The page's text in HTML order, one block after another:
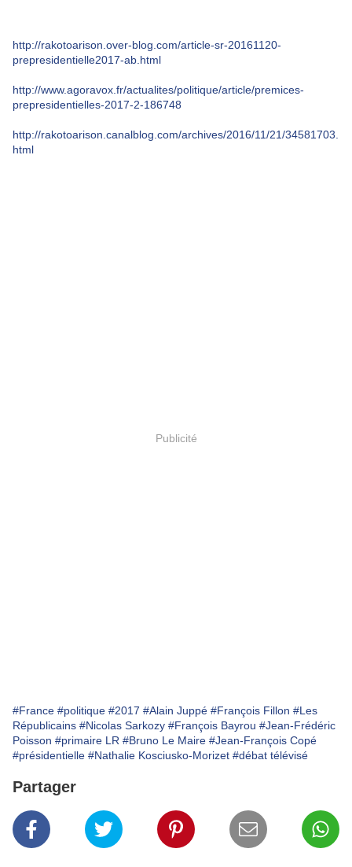
http://rakotoarison.over-blog.com/article-sr-20161120-
prepresidentielle2017-ab.html
http://www.agoravox.fr/actualites/politique/article/premices-
prepresidentielles-2017-2-186748
http://rakotoarison.canalblog.com/archives/2016/11/21/34581703.
html
Publicité
#France #politique #2017 #Alain Juppé #François Fillon #Les
Républicains #Nicolas Sarkozy #François Bayrou #Jean-Frédéric
Poisson #primaire LR #Bruno Le Maire #Jean-François Copé
#présidentielle #Nathalie Kosciusko-Morizet #débat télévisé
Partager